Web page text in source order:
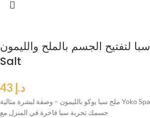
سبا لتفتيح الجسم بالملح والليمون Yoko Spa
Salt
د.إ
ملح سبا يوكو بالليمون – وصفة لبشرة مثالية Yoko Spa Lemon Salt امنحي
جسمك تجربة سبا فاخرة في المنزل مع